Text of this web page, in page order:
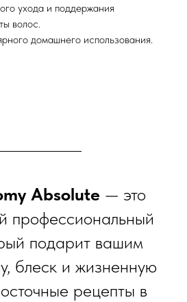
ухода и поддержания
волос.
домашнего использования.
Absolute — это
профессиональный
подарит вашим
блеск и жизненную
рецепты в